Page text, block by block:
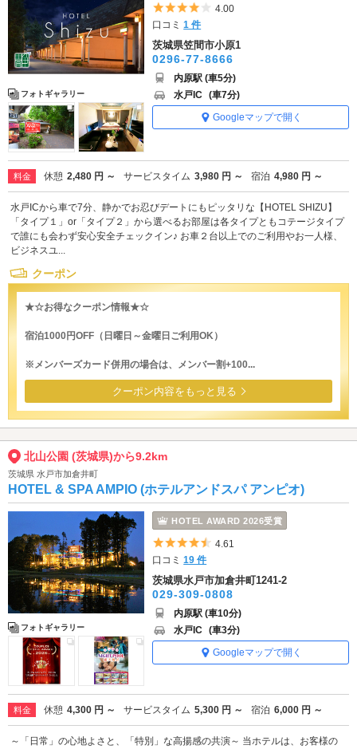
フォトギャラリー
5つ星のうち4
4.00
口コミ1 件
茨城県笠間市小原1
0296-77-8666
内原駅 (車5分)
水戸IC (車7分)
Googleマップで開く
料金 休憩 2,480 円 ～ サービスタイム 3,980 円 ～ 宿泊 4,980 円 ～
水戸ICから車で7分、静かでお忍びデートにもピッタリな【HOTEL SHIZU】
「タイプ１」or「タイプ２」から選べるお部屋は各タイプともコテージタイプ
で誰にも会わず安心安全チェックイン♪ お車２台以上でのご利用やお一人様、
ビジネスユ...
クーポン
★☆お得なクーポン情報★☆
宿泊1000円OFF（日曜日～金曜日ご利用OK）
※メンバーズカード併用の場合は、メンバー割+100...
クーポン内容をもっと見る
北山公園 (茨城県)から9.2km
茨城県 水戸市加倉井町
HOTEL & SPA AMPIO (ホテルアンドスパ アンピオ)
フォトギャラリー
HOTEL AWARD 2026受賞
5つ星のうち4.5
4.61
口コミ19 件
茨城県水戸市加倉井町1241-2
029-309-0808
内原駅 (車10分)
水戸IC (車3分)
Googleマップで開く
料金 休憩 4,300 円 ～ サービスタイム 5,300 円 ～ 宿泊 6,000 円 ～
～「日常」の心地よさと、「特別」な高揚感の共演～ 当ホテルは、お客様の